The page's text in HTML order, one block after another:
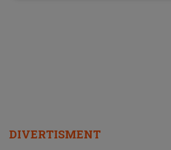
DIVERTISMENT